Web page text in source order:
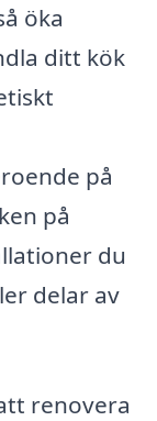
öka
ditt kök
på
på
du
delar av
renovera